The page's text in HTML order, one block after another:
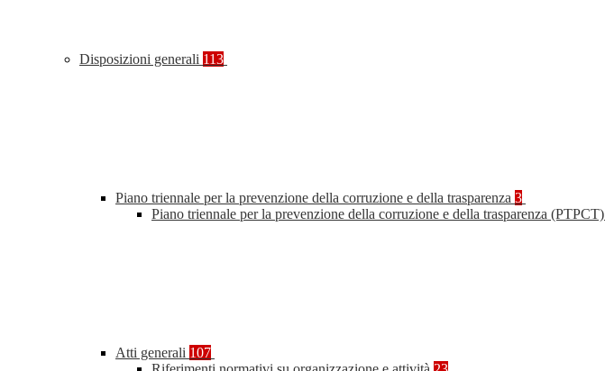
Disposizioni generali 113
Piano triennale per la prevenzione della corruzione e della trasparenza 3
Piano triennale per la prevenzione della corruzione e della trasparenza (PTPCT)
Atti generali 107